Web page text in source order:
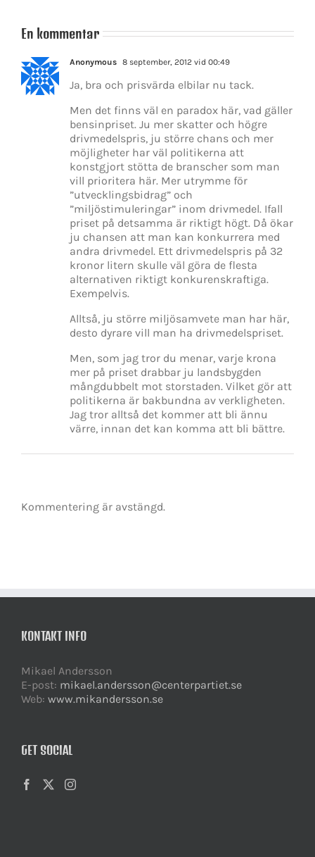
En kommentar
Anonymous 8 september, 2012 vid 00:49
Ja, bra och prisvärda elbilar nu tack.
Men det finns väl en paradox här, vad gäller
bensinpriset. Ju mer skatter och högre
drivmedelspris, ju större chans och mer
möjligheter har väl politikerna att
konstgjort stötta de branscher som man
vill prioritera här. Mer utrymme för
”utvecklingsbidrag” och
”miljöstimuleringar” inom drivmedel. Ifall
priset på detsamma är riktigt högt. Då ökar
ju chansen att man kan konkurrera med
andra drivmedel. Ett drivmedelspris på 32
kronor litern skulle väl göra de flesta
alternativen riktigt konkurenskraftiga.
Exempelvis.
Alltså, ju större miljösamvete man har här,
desto dyrare vill man ha drivmedelspriset.
Men, som jag tror du menar, varje krona
mer på priset drabbar ju landsbygden
mångdubbelt mot storstaden. Vilket gör att
politikerna är bakbundna av verkligheten.
Jag tror alltså det kommer att bli ännu
värre, innan det kan komma att bli bättre.
Kommentering är avstängd.
KONTAKT INFO
Mikael Andersson
E-post: mikael.andersson@centerpartiet.se
Web: www.mikandersson.se
GET SOCIAL